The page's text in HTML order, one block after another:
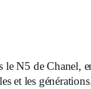
le N5 de Chanel,
et les